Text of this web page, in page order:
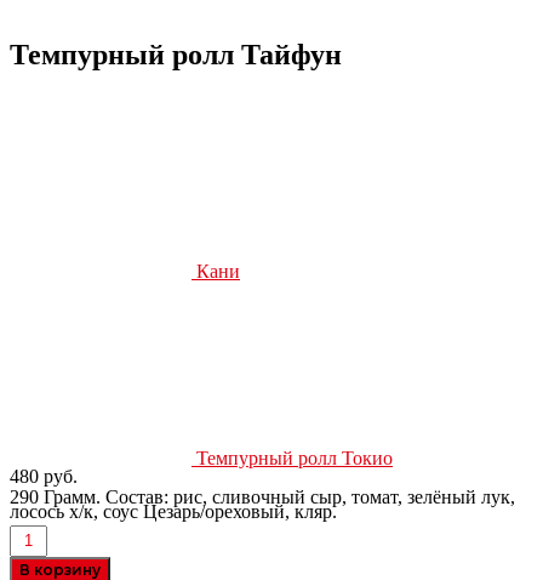
Темпурный ролл Тайфун
Кани
Темпурный ролл Токио
480 руб.
290 Грамм. Состав: рис, сливочный сыр, томат, зелёный лук,
лосось х/к, соус Цезарь/ореховый, кляр.
В корзину